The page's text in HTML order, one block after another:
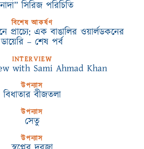
সিরিজ পরিচিতি
বিশেষ আকর্ষণ
প্রাচ্যে: এক বাঙালির ওয়ার্লডকনের
ডায়েরি – শেষ পর্ব
INTERVIEW
with Sami Ahmad Khan
উপন্যাস
বিধাতার বীজতলা
উপন্যাস
সেতু
উপন্যাস